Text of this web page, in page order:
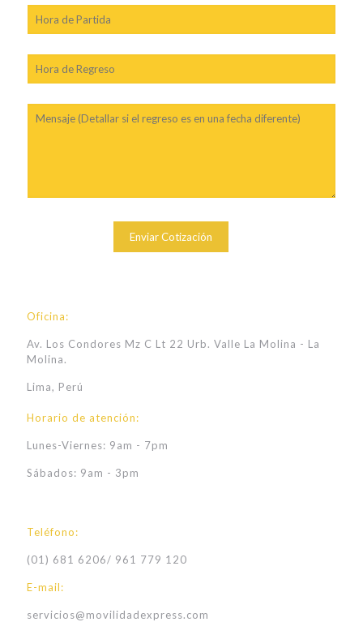
Oficina:
Av. Los Condores Mz C Lt 22 Urb. Valle La Molina - La
Molina.
Lima, Perú
Horario de atención:
Lunes-Viernes: 9am - 7pm
Sábados: 9am - 3pm
Teléfono:
(01) 681 6206/ 961 779 120
E-mail:
servicios@movilidadexpress.com